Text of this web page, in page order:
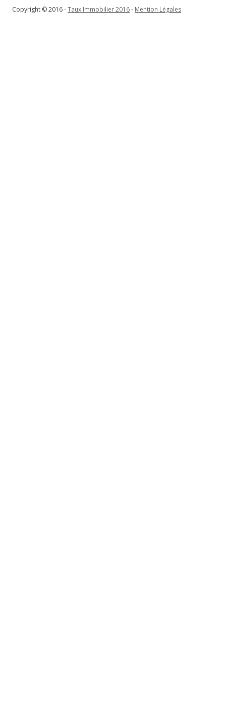
Copyright © 2016 -Taux Immobilier 2016- Mention Légales